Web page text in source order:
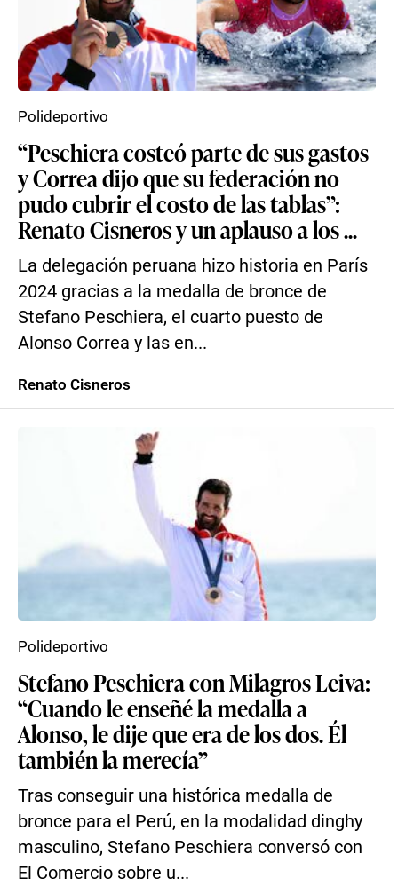
“Peschiera costeó parte de sus gastos
y Correa dijo que su federación no
pudo cubrir el costo de las tablas”:
Renato Cisneros y un aplauso a los ...
La delegación peruana hizo historia en París
2024 gracias a la medalla de bronce de
Stefano Peschiera, el cuarto puesto de
Alonso Correa y las en...
Polideportivo
Renato Cisneros
Stefano Peschiera con Milagros Leiva:
“Cuando le enseñé la medalla a
Alonso, le dije que era de los dos. Él
también la merecía”
Tras conseguir una histórica medalla de
bronce para el Perú, en la modalidad dinghy
masculino, Stefano Peschiera conversó con
El Comercio sobre u...
Polideportivo